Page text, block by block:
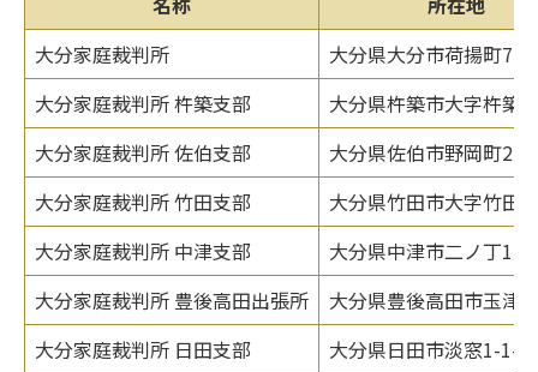
大分家庭裁判所
大分県大分市荷揚町7-
大分家庭裁判所 杵築支部
大分県杵築市大字杵築
大分家庭裁判所 佐伯支部
大分県佐伯市野岡町2-
大分家庭裁判所 竹田支部
大分県竹田市大字竹田
大分家庭裁判所 中津支部
大分県中津市二ノ丁
大分家庭裁判所 豊後高田出張所
大分県豊後高田市玉津
大分家庭裁判所 日田支部
大分県日田市淡窓1-1-